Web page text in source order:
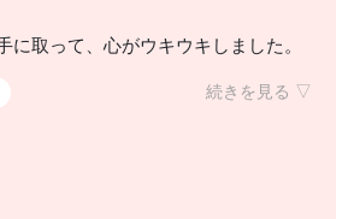
に取って、心がウキウキしました。
だと思いました。
続きを見る ▽